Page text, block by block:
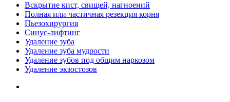
Вскрытие кист, свищей, нагноений
Полная или частичная резекция корня
Пьезохирургия
Синус-лифтинг
Удаление зуба
Удаление зуба мудрости
Удаление зубов под общим наркозом
Удаление экзостозов